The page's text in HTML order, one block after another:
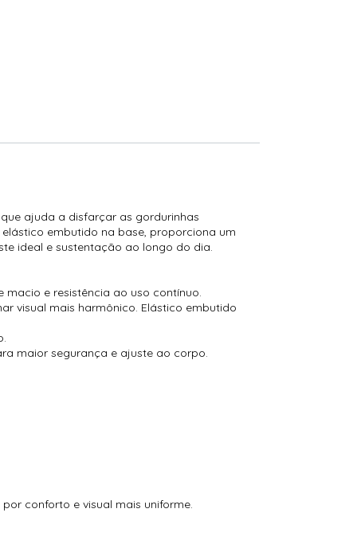
ajuda a disfarçar as gordurinhas
embutido na base, proporciona um
ideal e sustentação ao longo do dia.
e resistência ao uso contínuo.
visual mais harmônico. Elástico embutido
maior segurança e ajuste ao corpo.
conforto e visual mais uniforme.